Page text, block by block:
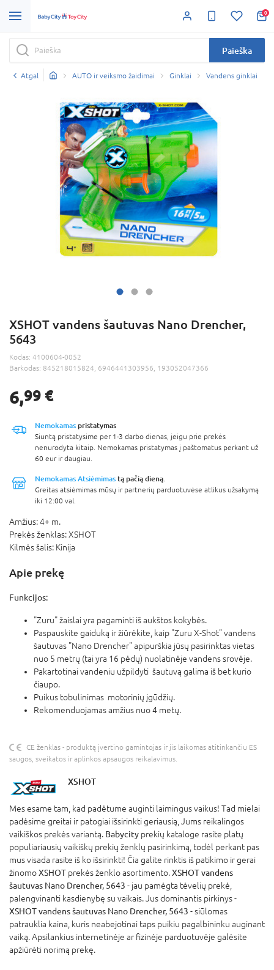
0
Paieška
Atgal AUTO ir veiksmo žaidimai Ginklai Vandens ginklai
XSHOT vandens šautuvas Nano Drencher,
5643
Kodas: 4100604-0052
Barkodas: 845218015824, 6946441303956, 193052047366
6,99 €
Nemokamas pristatymas
Siuntą pristatysime per 1-3 darbo dienas, jeigu prie prekės
nenurodyta kitaip. Nemokamas pristatymas į paštomatus perkant už
60 eur ir daugiau.
Nemokamas Atsiėmimas tą pačią dieną.
Greitas atsiėmimas mūsų ir partnerių parduotuvėse atlikus užsakymą
iki 12:00 val.
Amžius:4+ m.
Prekės ženklas:XSHOT
Kilmės šalis: Kinija
Apie prekę
Funkcijos:
"Zuru" žaislai yra pagaminti iš aukštos kokybės.
Paspauskite gaiduką ir žiūrėkite, kaip "Zuru X-Shot" vandens
šautuvas "Nano Drencher" apipurškia jūsų pasirinktas vietas
nuo 5 metrų (tai yra 16 pėdų) nuolatinėje vandens srovėje.
Pakartotinai vandeniu užpildyti šautuvą galima iš bet kurio
čiaupo.
Puikus tobulinimas motorinių įgūdžių.
Rekomenduojamas amžius nuo 4 metų.
CE ženklas - produktą įvertino gamintojas ir jis laikomas atitinkančiu ES
saugos, sveikatos ir aplinkos apsaugos reikalavimus.
XSHOT
Mes esame tam, kad padėtume auginti laimingus vaikus! Tad mielai
padėsime greitai ir patogiai išsirinkti geriausią, Jums reikalingos
vaikiškos prekės variantą. Babycity prekių kataloge rasite platų
populiariausių vaikiškų prekių ženklų pasirinkimą, todėl perkant pas
mus visada rasite iš ko išsirinkti! Čia galite rinktis iš patikimo ir gerai
žinomoXSHOT prekės ženklo asortimento.XSHOT vandens
šautuvas Nano Drencher, 5643 - jau pamėgta tėvelių prekė,
palengvinanti kasdienybę su vaikais. Jus dominantis pirkinys -
XSHOT vandens šautuvas Nano Drencher, 5643 - siūlomas
patrauklia kaina, kuris neabejotinai taps puikiu pagalbininku auginant
vaiką. Apsilankius internetinėje ar fizinėje parduotuvėje galėsite
apžiūrėti norimą prekę.